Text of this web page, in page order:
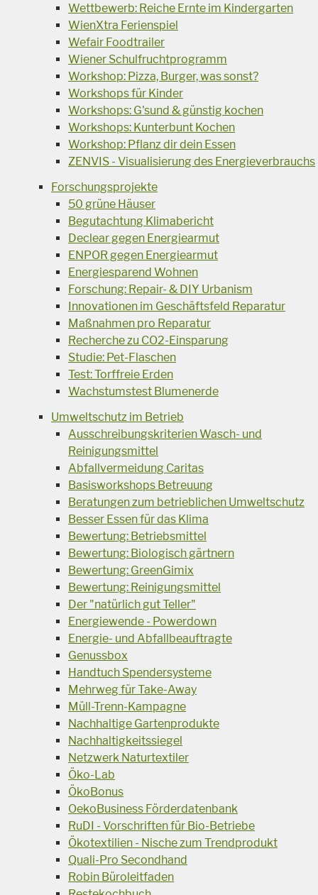
Wettbewerb: Reiche Ernte im Kindergarten
WienXtra Ferienspiel
Wefair Foodtrailer
Wiener Schulfruchtprogramm
Workshop: Pizza, Burger, was sonst?
Workshops für Kinder
Workshops: G'sund & günstig kochen
Workshops: Kunterbunt Kochen
Workshop: Pflanz dir dein Essen
ZENVIS - Visualisierung des Energieverbrauchs
Forschungsprojekte
50 grüne Häuser
Begutachtung Klimabericht
Declear gegen Energiearmut
ENPOR gegen Energiearmut
Energiesparend Wohnen
Forschung: Repair- & DIY Urbanism
Innovationen im Geschäftsfeld Reparatur
Maßnahmen pro Reparatur
Recherche zu CO2-Einsparung
Studie: Pet-Flaschen
Test: Torffreie Erden
Wachstumstest Blumenerde
Umweltschutz im Betrieb
Ausschreibungskriterien Wasch- und
Reinigungsmittel
Abfallvermeidung Caritas
Basisworkshops Betreuung
Beratungen zum betrieblichen Umweltschutz
Besser Essen für das Klima
Bewertung: Betriebsmittel
Bewertung: Biologisch gärtnern
Bewertung: GreenGimix
Bewertung: Reinigungsmittel
Der "natürlich gut Teller"
Energiewende - Powerdown
Energie- und Abfallbeauftragte
Genussbox
Handtuch Spendersysteme
Mehrweg für Take-Away
Müll-Trenn-Kampagne
Nachhaltige Gartenprodukte
Nachhaltigkeitssiegel
Netzwerk Naturtextiler
Öko-Lab
ÖkoBonus
OekoBusiness Förderdatenbank
RuDI - Vorschriften für Bio-Betriebe
Ökotextilien - Nische zum Trendprodukt
Quali-Pro Secondhand
Robin Büroleitfaden